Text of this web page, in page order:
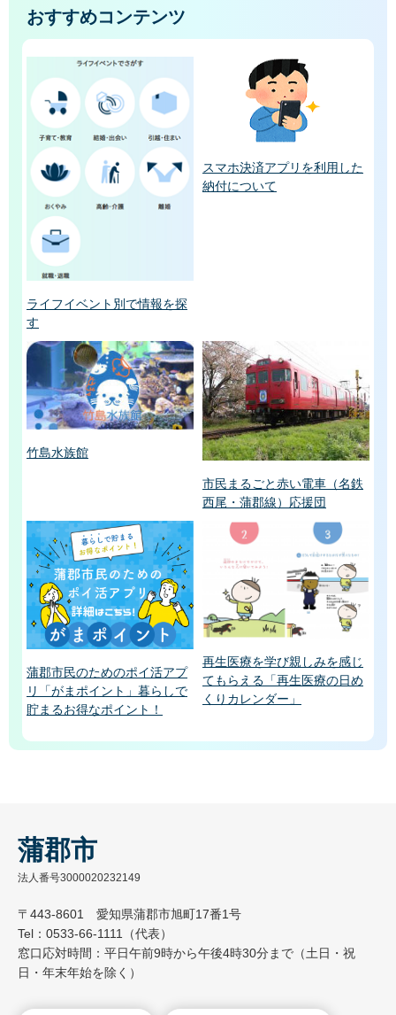
おすすめコンテンツ
ライフイベント別で情報を探
す
スマホ決済アプリを利用した
納付について
竹島水族館
市民まるごと赤い電車（名鉄
西尾・蒲郡線）応援団
蒲郡市民のためのポイ活アプ
リ「がまポイント」暮らしで
貯まるお得なポイント！
再生医療を学び親しみを感じ
てもらえる「再生医療の日め
くりカレンダー」
蒲郡市
法人番号3000020232149
〒443-8601 愛知県蒲郡市旭町17番1号
Tel：0533-66-1111（代表）
窓口応対時間：平日午前9時から午後4時30分まで（土日・祝
日・年末年始を除く）